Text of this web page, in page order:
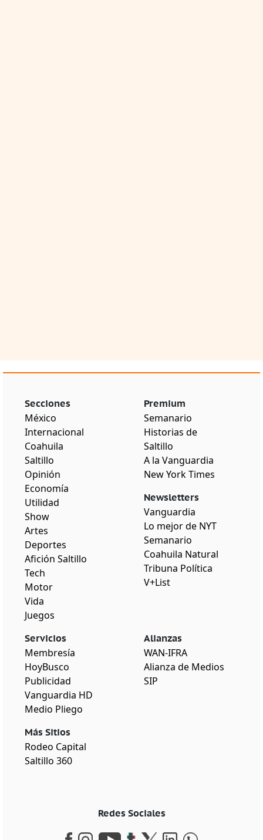
Secciones
México
Internacional
Coahuila
Saltillo
Opinión
Economía
Utilidad
Show
Artes
Deportes
Afición Saltillo
Tech
Motor
Vida
Juegos
Premium
Semanario
Historias de
Saltillo
A la Vanguardia
New York Times
Newsletters
Vanguardia
Lo mejor de NYT
Semanario
Coahuila Natural
Tribuna Política
V+List
Servicios
Membresía
HoyBusco
Publicidad
Vanguardia HD
Medio Pliego
Más Sitios
Rodeo Capital
Saltillo 360
Alianzas
WAN-IFRA
Alianza de Medios
SIP
Redes Sociales